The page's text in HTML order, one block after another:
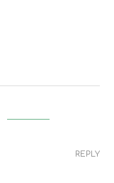
REPLY